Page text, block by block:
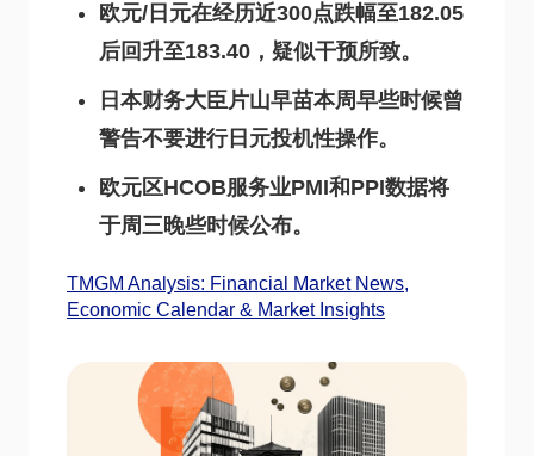
欧元/日元在经历近300点跌幅至182.05
后回升至183.40，疑似干预所致。
日本财务大臣片山早苗本周早些时候曾
警告不要进行日元投机性操作。
欧元区HCOB服务业PMI和PPI数据将
于周三晚些时候公布。
TMGM Analysis: Financial Market News,
Economic Calendar & Market Insights